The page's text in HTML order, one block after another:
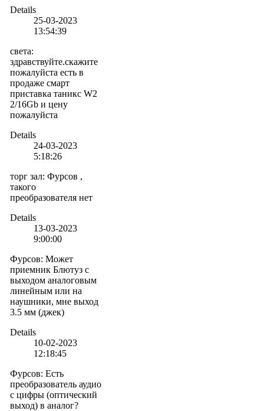
Details
25-03-2023
13:54:39
света:
здравствуйте.скажите
пожалуйста есть в
продаже смарт
приставка таникс W2
2/16Gb и цену
пожалуйста
Details
24-03-2023
5:18:26
торг зал: Фурсов ,
такого
преобразователя нет
Details
13-03-2023
9:00:00
Фурсов: Может
приемник Блютуз с
выходом аналоговым
линейным или на
наушники, мне выход
3.5 мм (джек)
Details
10-02-2023
12:18:45
Фурсов: Есть
преобразователь аудио
с цифры (оптический
выход) в аналог?